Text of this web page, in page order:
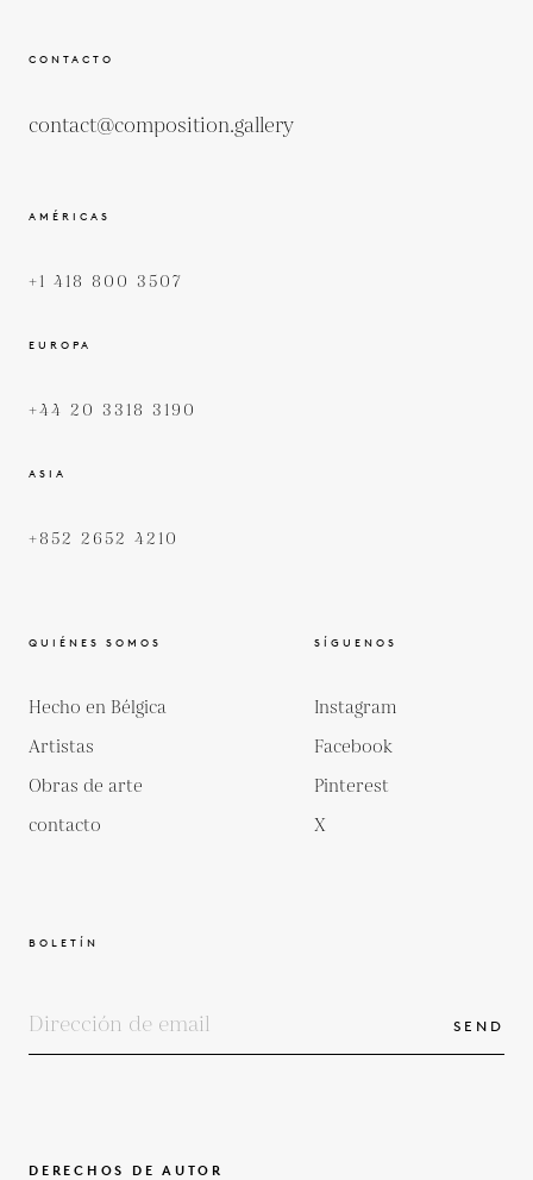
CONTACTO
contact@composition.gallery
AMÉRICAS
+1 418 800 3507
EUROPA
+44 20 3318 3190
ASIA
+852 2652 4210
QUIÉNES SOMOS
Hecho en Bélgica
Artistas
Obras de arte
contacto
SÍGUENOS
Instagram
Facebook
Pinterest
X
BOLETÍN
SEND
DERECHOS DE AUTOR